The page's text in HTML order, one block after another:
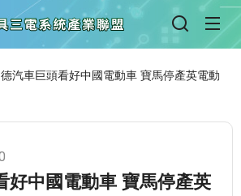
德汽車巨頭看好中國電動車 寶馬停產英電動
好中國電動車 寶馬停產英